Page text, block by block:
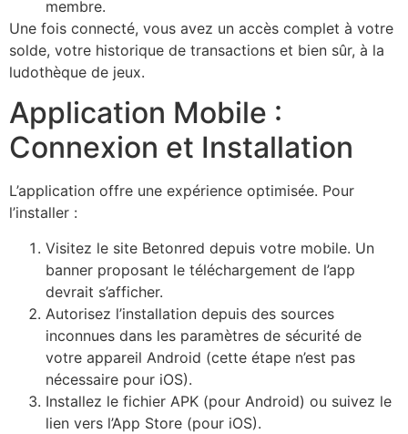
membre.
Une fois connecté, vous avez un accès complet à votre
solde, votre historique de transactions et bien sûr, à la
ludothèque de jeux.
Application Mobile :
Connexion et Installation
L’application offre une expérience optimisée. Pour
l’installer :
Visitez le site Betonred depuis votre mobile. Un
banner proposant le téléchargement de l’app
devrait s’afficher.
Autorisez l’installation depuis des sources
inconnues dans les paramètres de sécurité de
votre appareil Android (cette étape n’est pas
nécessaire pour iOS).
Installez le fichier APK (pour Android) ou suivez le
lien vers l’App Store (pour iOS).